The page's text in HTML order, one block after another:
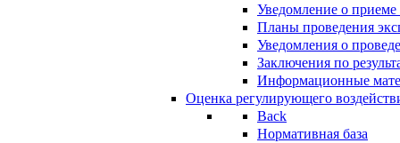
Уведомление о
Планы проведения
Уведомления о
Заключения по
Информационные
Оценка регулирующего
Back
Нормативная база